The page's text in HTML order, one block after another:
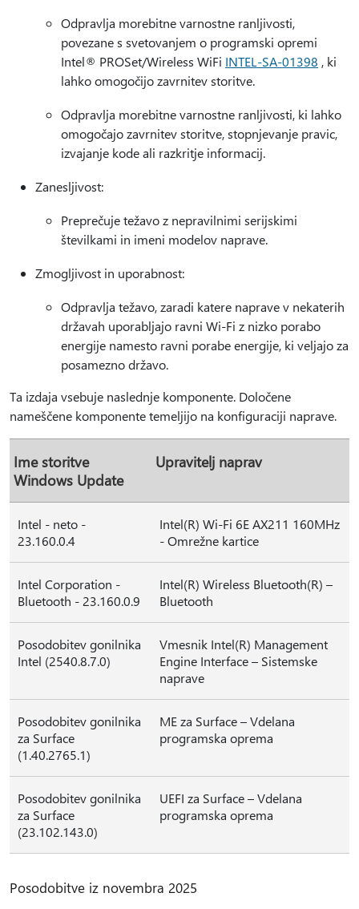
Odpravlja morebitne varnostne ranljivosti,
povezane s svetovanjem o programski opremi
Intel® PROSet/Wireless WiFi INTEL-SA-01398 , ki
lahko omogočijo zavrnitev storitve.
Odpravlja morebitne varnostne ranljivosti, ki lahko
omogočajo zavrnitev storitve, stopnjevanje pravic,
izvajanje kode ali razkritje informacij.
Zanesljivost:
Preprečuje težavo z nepravilnimi serijskimi
številkami in imeni modelov naprave.
Zmogljivost in uporabnost:
Odpravlja težavo, zaradi katere naprave v nekaterih
državah uporabljajo ravni Wi-Fi z nizko porabo
energije namesto ravni porabe energije, ki veljajo za
posamezno državo.
Ta izdaja vsebuje naslednje komponente. Določene
nameščene komponente temeljijo na konfiguraciji naprave.
Ime storitve
Windows Update
Upravitelj naprav
Intel - neto -
23.160.0.4
Intel(R) Wi-Fi 6E AX211 160MHz
- Omrežne kartice
Intel Corporation -
Bluetooth - 23.160.0.9
Intel(R) Wireless Bluetooth(R) –
Bluetooth
Posodobitev gonilnika
Intel (2540.8.7.0)
Vmesnik Intel(R) Management
Engine Interface – Sistemske
naprave
Posodobitev gonilnika
za Surface
(1.40.2765.1)
ME za Surface – Vdelana
programska oprema
Posodobitev gonilnika
za Surface
(23.102.143.0)
UEFI za Surface – Vdelana
programska oprema
Posodobitve iz novembra 2025